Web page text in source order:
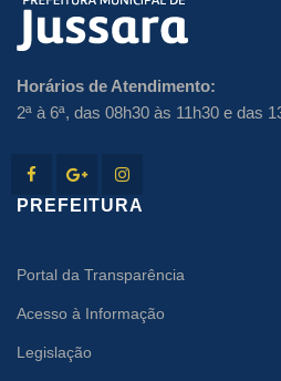
Horários de Atendimento:
2ª à 6ª, das 08h30 às 11h30 e das
PREFEITURA
Portal da Transparência
Acesso à Informação
Legislação